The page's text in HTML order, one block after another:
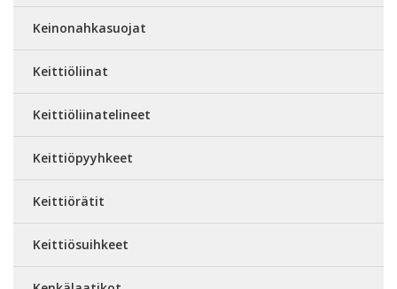
Keinonahkasuojat
Keittiöliinat
Keittiöliinatelineet
Keittiöpyyhkeet
Keittiörätit
Keittiösuihkeet